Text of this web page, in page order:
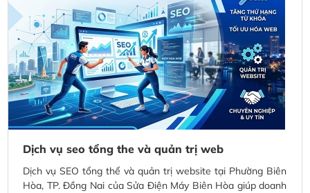
Dịch vụ seo tổng the và quản trị web
Dịch vụ SEO tổng thể và quản trị website tại Phường Biên
Hòa, TP. Đồng Nai của Sửa Điện Máy Biên Hòa giúp doanh